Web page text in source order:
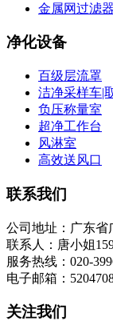
金属网过滤器
净化设备
百级层流罩
洁净采样车|
负压称量室
超净工作台
风淋室
高效送风口
联系我们
公司地址：广东省
联系人：唐小姐
服务热线：020-
电子邮箱：
关注我们